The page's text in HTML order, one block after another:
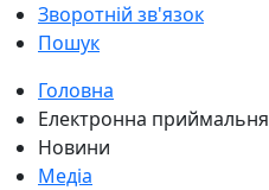
Зворотній зв'язок
Пошук
Головна
Електронна приймальня
Новини
Медіа